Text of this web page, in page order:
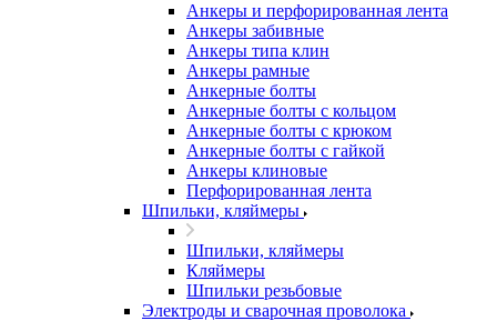
Анкеры и перфорированная лента
Анкеры забивные
Анкеры типа клин
Анкеры рамные
Анкерные болты
Анкерные болты с кольцом
Анкерные болты с крюком
Анкерные болты с гайкой
Анкеры клиновые
Перфорированная лента
Шпильки, кляймеры
Шпильки, кляймеры
Кляймеры
Шпильки резьбовые
Электроды и сварочная проволока